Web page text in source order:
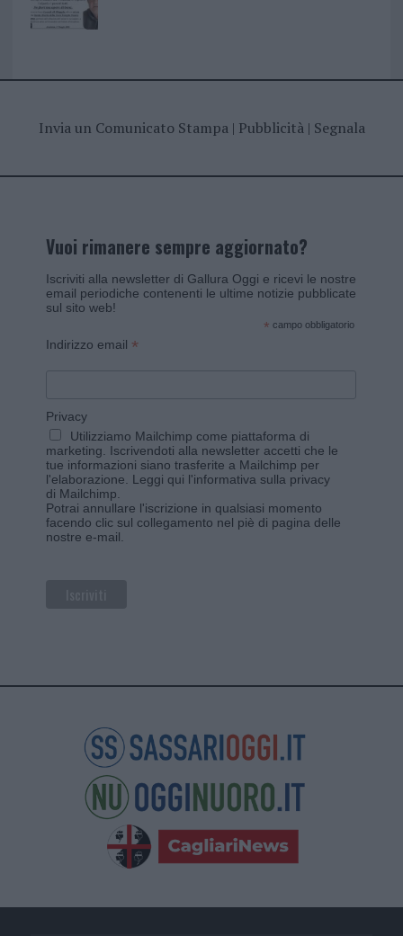
Invia un Comunicato Stampa| Pubblicità| Segnala
Vuoi rimanere sempre aggiornato?
Iscriviti alla newsletter di Gallura Oggi e ricevi le nostre
email periodiche contenenti le ultime notizie pubblicate
sul sito web!
* campo obbligatorio
Indirizzo email *
Privacy
Utilizziamo Mailchimp come piattaforma di
marketing. Iscrivendoti alla newsletter accetti che le
tue informazioni siano trasferite a Mailchimp per
l'elaborazione. Leggi qui l'informativa sulla privacy
di Mailchimp
Potrai annullare l'iscrizione in qualsiasi momento
facendo clic sul collegamento nel piè di pagina delle
nostre e-mail.